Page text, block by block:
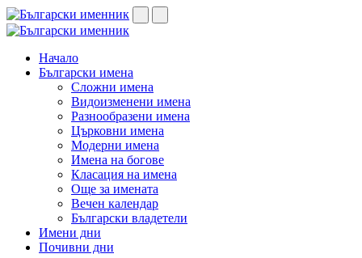
Начало
Български имена
Сложни имена
Видоизменени имена
Разнообразени имена
Църковни имена
Модерни имена
Имена на богове
Класация на имена
Още за имената
Вечен календар
Български владетели
Имени дни
Почивни дни